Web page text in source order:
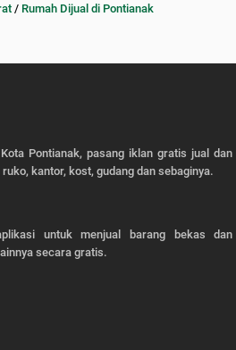
/ Rumah Dijual di Pontianak
Pontianak, pasang iklan gratis jual dan
kantor, kost, gudang dan sebaginya.
untuk menjual barang bekas dan
secara gratis.